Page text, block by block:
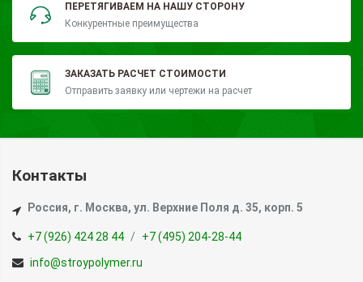
ПЕРЕТЯГИВАЕМ НА НАШУ СТОРОНУ
Конкурентные преимущества
ЗАКАЗАТЬ РАСЧЕТ СТОИМОСТИ
Отправить заявку или чертежи на расчет
Контакты
Россия, г. Москва, ул. Верхние Поля д. 35, корп. 5
+7 (926) 424 28 44
+7 (495) 204-28-44
info@stroypolymer.ru